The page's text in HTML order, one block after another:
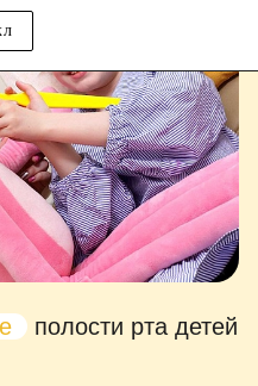
полости рта детей